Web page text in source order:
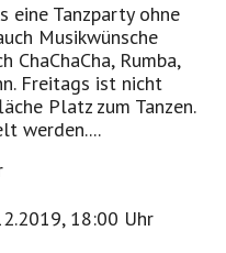
eine Tanzparty ohne
Musikwünsche
ChaChaCha, Rumba,
Freitags ist nicht
Platz zum Tanzen.
werden....
18:00 Uhr